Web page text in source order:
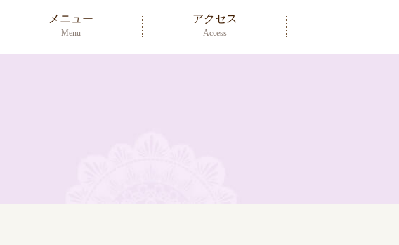
メニュー
Menu
アクセス
Access